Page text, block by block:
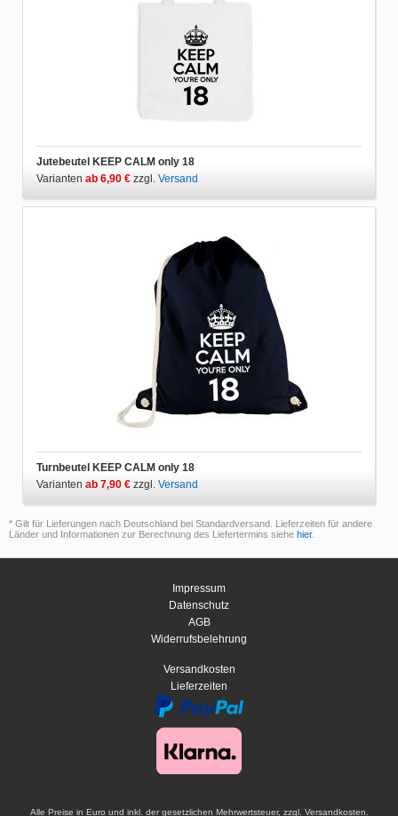
Jutebeutel KEEP CALM only 18
Varianten ab 6,90 € zzgl. Versand
Turnbeutel KEEP CALM only 18
Varianten ab 7,90 € zzgl. Versand
* Gilt für Lieferungen nach Deutschland bei Standardversand. Lieferzeiten für andere
Länder und Informationen zur Berechnung des Liefertermins siehe hier.
Impressum
Datenschutz
AGB
Widerrufsbelehrung
Versandkosten
Lieferzeiten
Alle Preise in Euro und inkl. der gesetzlichen Mehrwertsteuer, zzgl. Versandkosten.